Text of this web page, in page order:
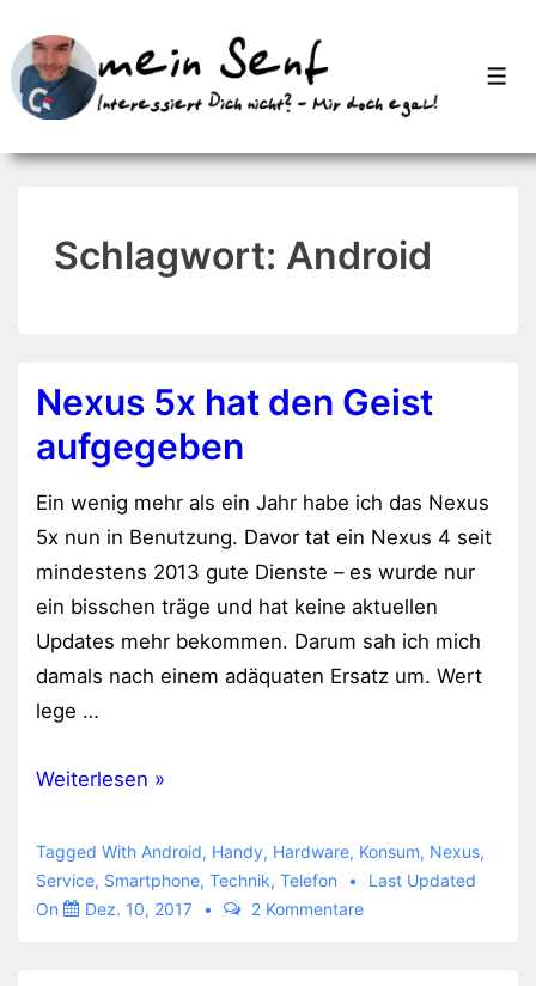
Zum
Inhalt
Schlagwort: Android
Nexus 5x hat den Geist
aufgegeben
Ein wenig mehr als ein Jahr habe ich das Nexus
5x nun in Benutzung. Davor tat ein Nexus 4 seit
mindestens 2013 gute Dienste – es wurde nur
ein bisschen träge und hat keine aktuellen
Updates mehr bekommen. Darum sah ich mich
damals nach einem adäquaten Ersatz um. Wert
lege …
Nexus
hat
den
Geist
Weiterlesen »
Tagged With Android, Handy, Hardware, Konsum, Nexus,
Service, Smartphone, Technik, Telefon
Last Updated
On
Dez. 10, 2017 2 Kommentare